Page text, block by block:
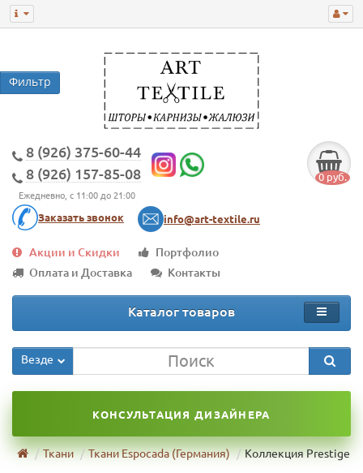
8 (926) 375-60-44
8 (926) 157-85-08
Ежедневно, с 11:00 до 21:00
Заказать звонок info@art-textile.ru
0 руб.
Акции и Скидки
Портфолио
Оплата и Доставка
Контакты
Каталог товаров
Везде
КОНСУЛЬТАЦИЯ ДИЗАЙНЕРА
Ткани Ткани Espocada (Германия) Коллекция Prestige